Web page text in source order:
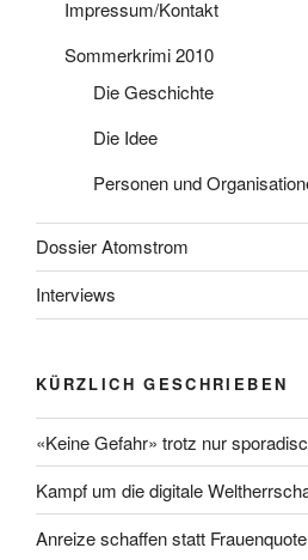
Impressum/Kontakt
Sommerkrimi 2010
Die Geschichte
Die Idee
Personen und
Dossier Atomstrom
Interviews
KÜRZLICH GESCHRIEBEN
«Keine Gefahr» trotz nur
Kampf um die digitale
Anreize schaffen statt